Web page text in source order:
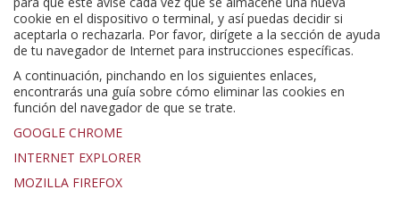
cookie en el dispositivo o terminal, y así puedas decidir si
aceptarla o rechazarla. Por favor, dirígete a la sección de ayuda
de tu navegador de Internet para instrucciones específicas.
A continuación, pinchando en los siguientes enlaces,
encontrarás una guía sobre cómo eliminar las cookies en
función del navegador de que se trate.
GOOGLE CHROME
INTERNET EXPLORER
MOZILLA FIREFOX